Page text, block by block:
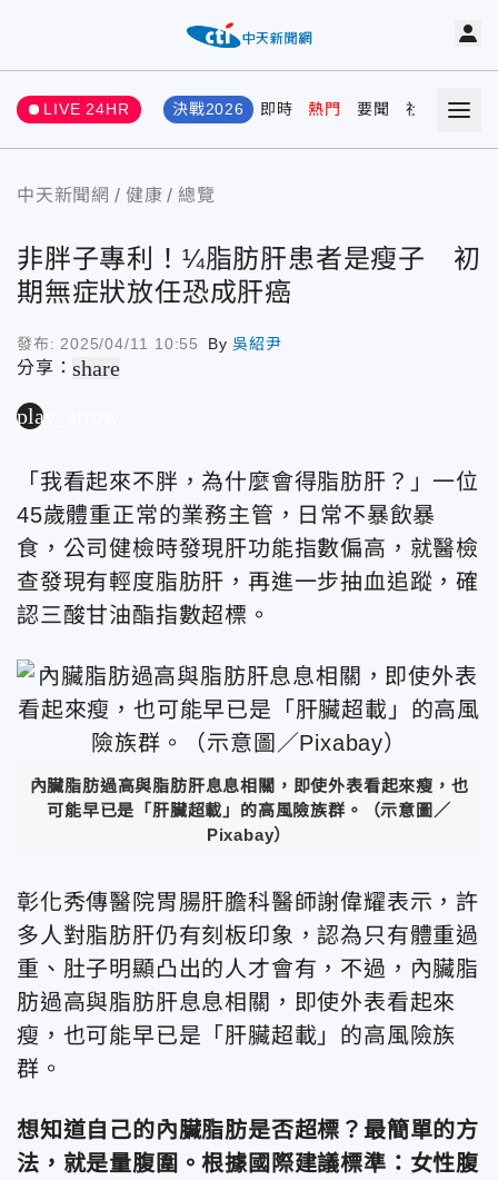
LIVE 24HR 決戰2026 即時 熱門 要聞 社會 娛樂
中天新聞網 健康 總覽
非胖子專利！¼脂肪肝患者是瘦子 初
期無症狀放任恐成肝癌
發布: 2025/04/11 10:55 By吳紹尹
分享：share
play_arrow
「我看起來不胖，為什麼會得脂肪肝？」一位
45歲體重正常的業務主管，日常不暴飲暴
食，公司健檢時發現肝功能指數偏高，就醫檢
查發現有輕度脂肪肝，再進一步抽血追蹤，確
認三酸甘油酯指數超標。
內臟脂肪過高與脂肪肝息息相關，即使外表看起來瘦，也
可能早已是「肝臟超載」的高風險族群。（示意圖／
Pixabay）
彰化秀傳醫院胃腸肝膽科醫師謝偉耀表示，許
多人對脂肪肝仍有刻板印象，認為只有體重過
重、肚子明顯凸出的人才會有，不過，內臟脂
肪過高與脂肪肝息息相關，即使外表看起來
瘦，也可能早已是「肝臟超載」的高風險族
群。
想知道自己的內臟脂肪是否超標？最簡單的方
法，就是量腹圍。根據國際建議標準：女性腹